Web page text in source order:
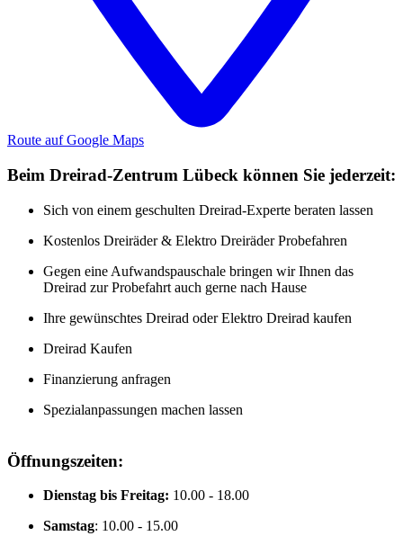
Route auf Google Maps
Beim Dreirad-Zentrum Lübeck können Sie jederzeit:
Sich von einem geschulten Dreirad-Experte beraten lassen
Kostenlos Dreiräder & Elektro Dreiräder Probefahren
Gegen eine Aufwandspauschale bringen wir Ihnen das
Dreirad zur Probefahrt auch gerne nach Hause
Ihre gewünschtes Dreirad oder Elektro Dreirad kaufen
Dreirad Kaufen
Finanzierung anfragen
Spezialanpassungen machen lassen
Öffnungszeiten:
Dienstag bis Freitag: 10.00 - 18.00
Samstag: 10.00 - 15.00